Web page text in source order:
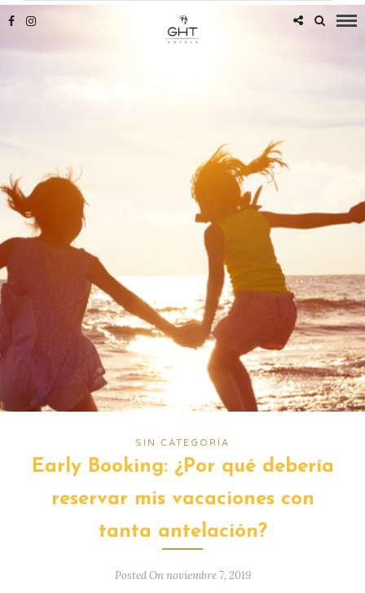
SIN CATEGORÍA
Early Booking: ¿Por qué debería
reservar mis vacaciones con
tanta antelación?
Posted On noviembre 7, 2019